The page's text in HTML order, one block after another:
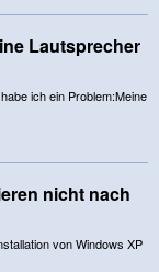
Lautsprecher
ich ein Problem:Meine
nicht nach
von Windows XP